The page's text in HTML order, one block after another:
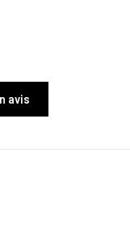
avis